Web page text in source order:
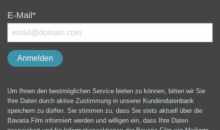
E-Mail*
Um Ihnen den bestmöglichen Service bieten zu können, bitten wir Sie
Ihre Daten durch aktive Zustimmung in unserer Kundendatenbank
speichern zu dürfen. Sie stimmen zu, dass Sie stets aktuell über die
Bavaria Film informiert werden und willigen ein, dass Ihre Daten